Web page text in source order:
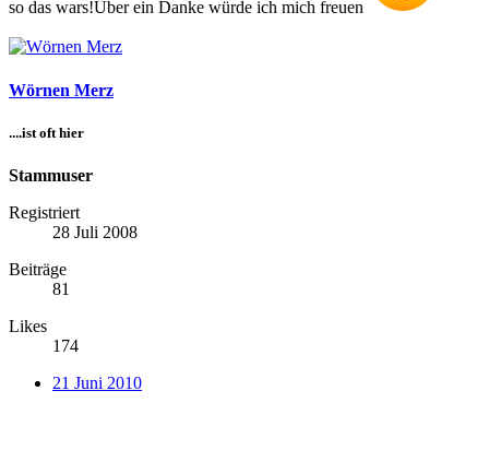
so das wars!Über ein Danke würde ich mich freuen
Wörnen Merz
....ist oft hier
Stammuser
Registriert
28 Juli 2008
Beiträge
81
Likes
174
21 Juni 2010